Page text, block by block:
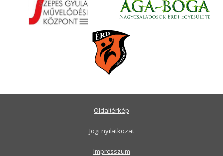
Oldaltérkép
Jogi nyilatkozat
Impresszum